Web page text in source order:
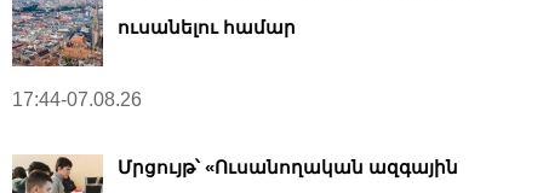
ուսանելու համար
17:44-07.08.26
Մրցույթ՝ «Ուսանողական ազգային